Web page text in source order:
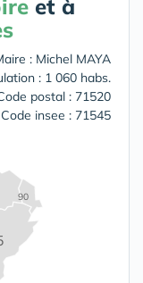
et à
: Michel MAYA
: 1 060 habs.
postal : 71520
Code insee : 71545
90